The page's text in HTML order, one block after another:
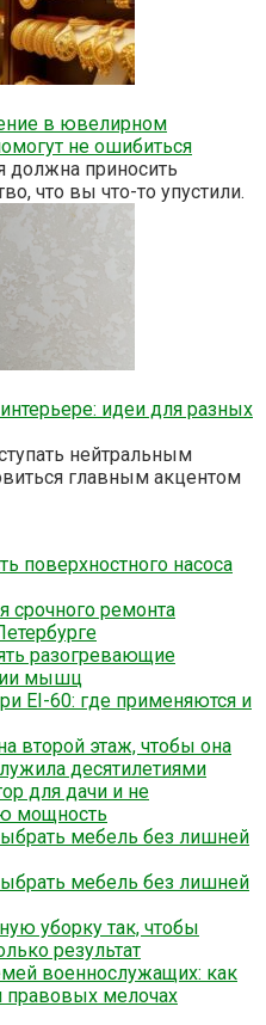
в ювелирном
не ошибиться
должна приносить
что вы что-то упустили.
идеи для разных
нейтральным
главным акцентом
поверхностного насоса
срочного ремонта
разогревающие
мышц
EI-60: где применяются и
второй этаж, чтобы она
десятилетиями
для дачи и не
мощность
мебель без лишней
мебель без лишней
уборку так, чтобы
результат
военнослужащих: как
правовых мелочах